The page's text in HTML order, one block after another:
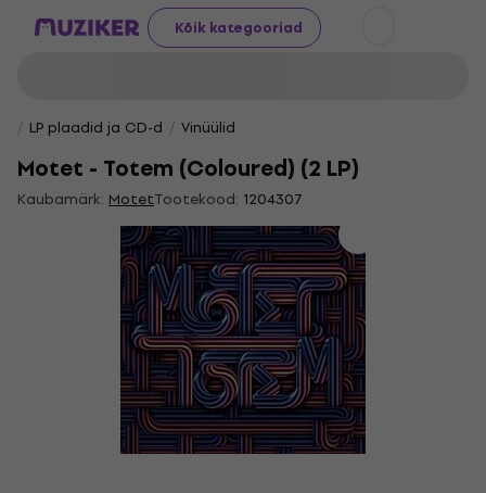
Kõik kategooriad
LP plaadid ja CD-d Vinüülid
Motet - Totem (Coloured) (2 LP)
Kaubamärk: MotetTootekood: 1204307